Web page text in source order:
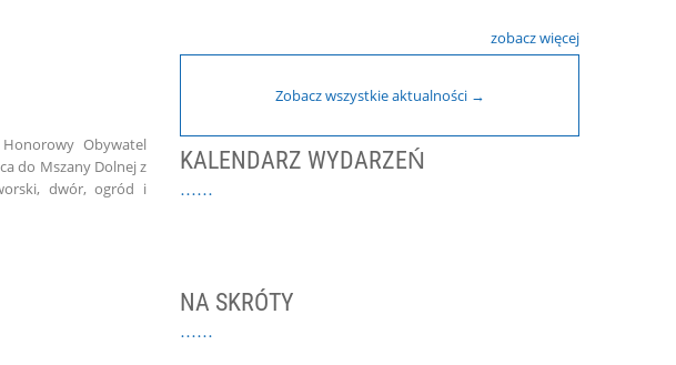
Obywatel
do Mszany Dolnej z
dwór, ogród i
zobacz więcej
Zobacz wszystkie aktualności →
KALENDARZ WYDARZEŃ
NA SKRÓTY